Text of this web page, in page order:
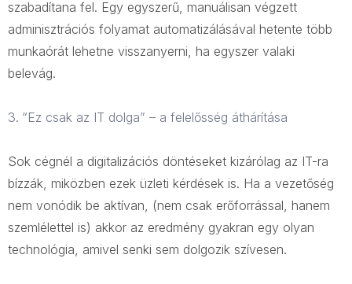
szabadítana fel. Egy egyszerű, manuálisan végzett
adminisztrációs folyamat automatizálásával hetente több
munkaórát lehetne visszanyerni, ha egyszer valaki
belevág.
“Ez csak az IT dolga” – a felelősség áthárítása
Sok cégnél a digitalizációs döntéseket kizárólag az IT-ra
bízzák, miközben ezek üzleti kérdések is. Ha a vezetőség
nem vonódik be aktívan, (nem csak erőforrással, hanem
szemlélettel is) akkor az eredmény gyakran egy olyan
technológia, amivel senki sem dolgozik szívesen.